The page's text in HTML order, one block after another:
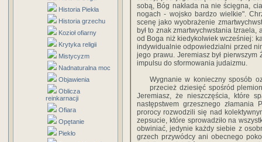
Historia Piekła
Historia grzechu
Kozioł ofiarny
Krytyka religii
Mistycyzm
Nadnaturalna moc
Objawienia
Oblicza
reinkarnacji
Ofiara
Opętanie
Piekło
sobą, Bóg nakłada na nie ścięgna,
nogach - wojsko bardzo wielkie".
scenę jako wyobrażenie
był to znak zmartwychwstania
od Boga niż kiedykolwiek wcześniej:
indywidualnie odpowiedzialni przed
jego prawu. Jeremiasz był pierwszym
impulsu do sformowania judaizmu.
Wygnanie w konieczny sposób
przecież dziesięć spośród
Jeremiasz, że nieszczęścia, które
następstwem grzesznego
prorocy rozwodzili się nad
zepsucie, które sprowadziło na
obwiniać, jedynie każdy siebie z
grzech przywódcy ani obecnego